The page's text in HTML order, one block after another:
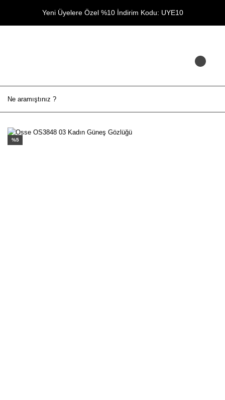
Yeni Üyelere Özel %10 İndirim Kodu: UYE10
%5